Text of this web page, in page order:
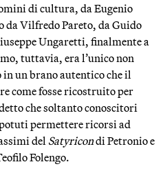
di cultura, da Eugenio
da Vilfredo Pareto, da Guido
Ungaretti, finalmente a
tuttavia, era l’unico non
un brano autentico che il
come fosse ricostruito per
che soltanto conoscitori
permettere ricorsi ad
del Satyricondi Petronio e
Folengo.